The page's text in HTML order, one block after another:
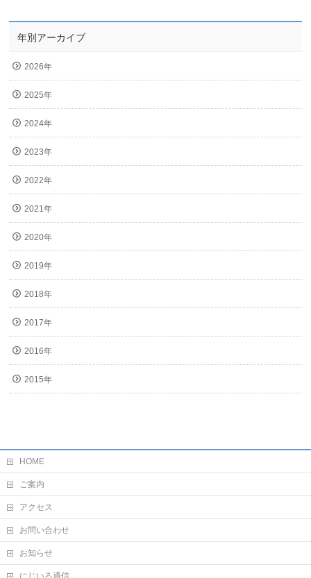
年別アーカイブ
2026年
2025年
2024年
2023年
2022年
2021年
2020年
2019年
2018年
2017年
2016年
2015年
HOME
ご案内
アクセス
お問い合わせ
お知らせ
にじいろ通信